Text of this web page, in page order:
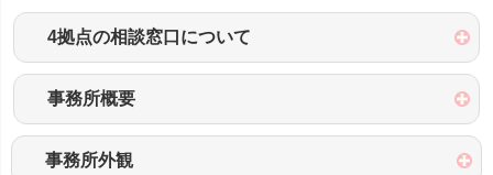
4拠点の相談窓口について
事務所概要
事務所外観